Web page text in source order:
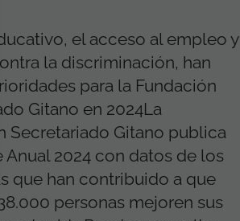
el acceso al empleo y
la discriminación, han
para la Fundación
Gitano en 2024La
Secretariado Gitano publica
Anual 2024 con datos de los
que han contribuido a que
personas mejoren sus